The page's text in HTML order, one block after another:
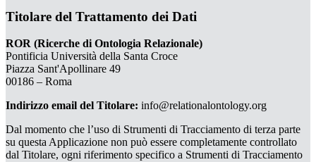
Titolare del Trattamento dei Dati
ROR (Ricerche di Ontologia Relazionale)
Pontificia Università della Santa Croce
Piazza Sant'Apollinare 49
00186 – Roma
Indirizzo email del Titolare: info@relationalontology.org
Dal momento che l’uso di Strumenti di Tracciamento di terza parte
su questa Applicazione non può essere completamente controllato
dal Titolare, ogni riferimento specifico a Strumenti di Tracciamento